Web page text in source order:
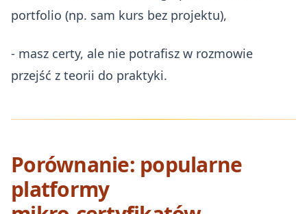
portfolio (np. sam kurs bez projektu),
- masz certy, ale nie potrafisz w rozmowie
przejść z teorii do praktyki.
Porównanie: popularne
platformy